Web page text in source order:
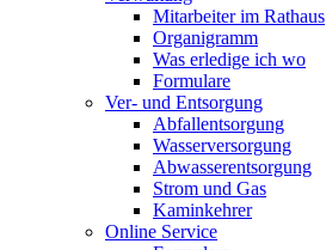
Mitarbeiter im Rathaus
Organigramm
Was erledige ich wo
Formulare
Ver- und Entsorgung
Abfallentsorgung
Wasserversorgung
Abwasserentsorgung
Strom und Gas
Kaminkehrer
Online Service